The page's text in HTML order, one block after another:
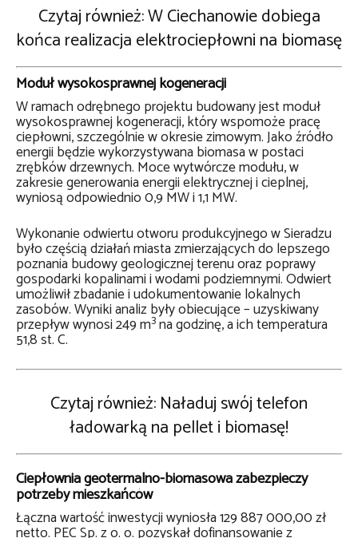
Czytaj również: W Ciechanowie dobiega
końca realizacja elektrociepłowni na biomasę
Moduł wysokosprawnej kogeneracji
W ramach odrębnego projektu budowany jest moduł
wysokosprawnej kogeneracji, który wspomoże pracę
ciepłowni, szczególnie w okresie zimowym. Jako źródło
energii będzie wykorzystywana biomasa w postaci
zrębków drzewnych. Moce wytwórcze modułu, w
zakresie generowania energii elektrycznej i cieplnej,
wyniosą odpowiednio 0,9 MW i 1,1 MW.
Wykonanie odwiertu otworu produkcyjnego w Sieradzu
było częścią działań miasta zmierzających do lepszego
poznania budowy geologicznej terenu oraz poprawy
gospodarki kopalinami i wodami podziemnymi. Odwiert
umożliwił zbadanie i udokumentowanie lokalnych
zasobów. Wyniki analiz były obiecujące – uzyskiwany
przepływ wynosi 249 m3na godzinę, a ich temperatura
51,8 st. C.
Czytaj również: Naładuj swój telefon
ładowarką na pellet i biomasę!
Ciepłownia geotermalno-biomasowa zabezpieczy
potrzeby mieszkańców
Łączna wartość inwestycji wyniosła129887000,00 zł